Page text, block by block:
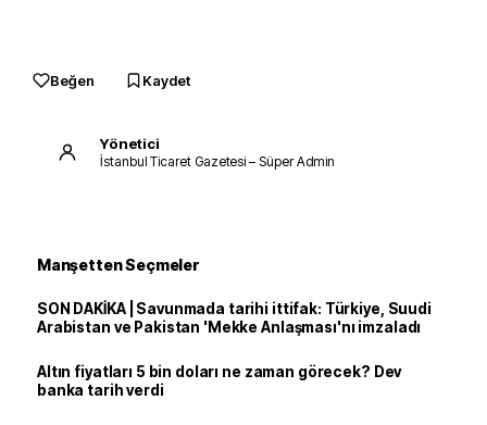
Beğen Kaydet
Yönetici
İstanbul Ticaret Gazetesi – Süper Admin
Manşetten Seçmeler
SON DAKİKA | Savunmada tarihi ittifak: Türkiye, Suudi
Arabistan ve Pakistan 'Mekke Anlaşması'nı imzaladı
Altın fiyatları 5 bin doları ne zaman görecek? Dev
banka tarih verdi